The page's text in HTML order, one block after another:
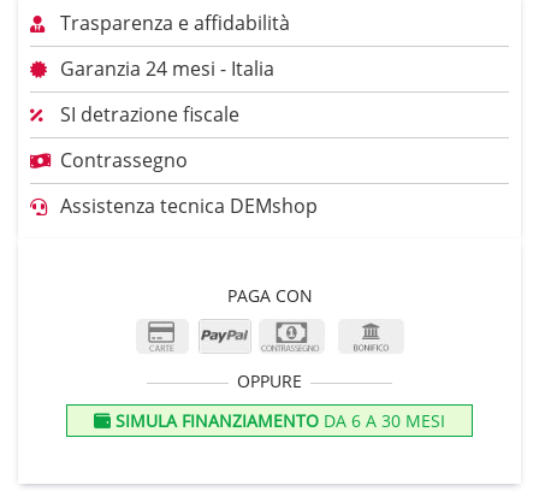
Trasparenza e affidabilità
Garanzia 24 mesi - Italia
SI detrazione fiscale
Contrassegno
Assistenza tecnica DEMshop
PAGA CON
OPPURE
SIMULA FINANZIAMENTO DA 6 A 30 MESI